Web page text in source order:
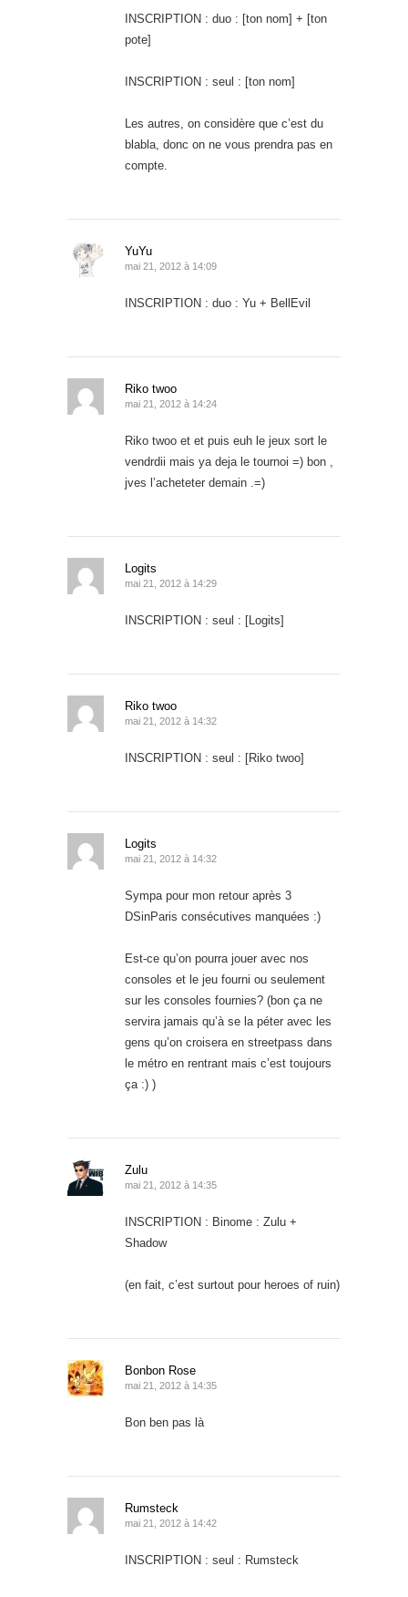
INSCRIPTION : duo : [ton nom] + [ton
pote]
INSCRIPTION : seul : [ton nom]
Les autres, on considère que c’est du
blabla, donc on ne vous prendra pas en
compte.
YuYu
mai 21, 2012 à 14:09
INSCRIPTION : duo : Yu + BellEvil
Riko twoo
mai 21, 2012 à 14:24
Riko twoo et et puis euh le jeux sort le
vendrdii mais ya deja le tournoi =) bon ,
jves l’acheteter demain .=)
Logits
mai 21, 2012 à 14:29
INSCRIPTION : seul : [Logits]
Riko twoo
mai 21, 2012 à 14:32
INSCRIPTION : seul : [Riko twoo]
Logits
mai 21, 2012 à 14:32
Sympa pour mon retour après 3
DSinParis consécutives manquées :)
Est-ce qu’on pourra jouer avec nos
consoles et le jeu fourni ou seulement
sur les consoles fournies? (bon ça ne
servira jamais qu’à se la péter avec les
gens qu’on croisera en streetpass dans
le métro en rentrant mais c’est toujours
ça :) )
Zulu
mai 21, 2012 à 14:35
INSCRIPTION : Binome : Zulu +
Shadow
(en fait, c’est surtout pour heroes of ruin)
Bonbon Rose
mai 21, 2012 à 14:35
Bon ben pas là
Rumsteck
mai 21, 2012 à 14:42
INSCRIPTION : seul : Rumsteck